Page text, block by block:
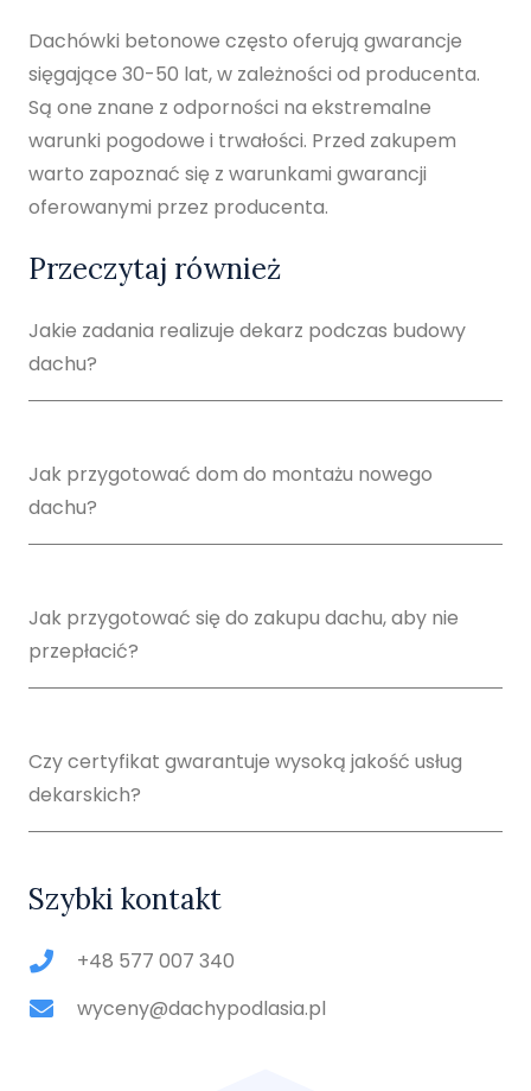
Dachówki betonowe często oferują gwarancje
sięgające 30-50 lat, w zależności od producenta.
Są one znane z odporności na ekstremalne
warunki pogodowe i trwałości. Przed zakupem
warto zapoznać się z warunkami gwarancji
oferowanymi przez producenta.
Przeczytaj również
Jakie zadania realizuje dekarz podczas budowy
dachu?
Jak przygotować dom do montażu nowego
dachu?
Jak przygotować się do zakupu dachu, aby nie
przepłacić?
Czy certyfikat gwarantuje wysoką jakość usług
dekarskich?
Szybki kontakt
+48 577 007 340
wyceny@dachypodlasia.pl